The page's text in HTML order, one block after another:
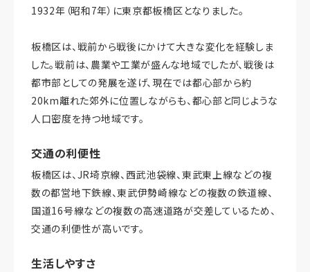
1932年（昭和7年）に東京都板橋区となりました。
板橋区は、戦前から戦後にかけて大きな変化を経験しま
した。戦前は、農業や工業が盛んな地域でしたが、戦後は
都市部としての発展を遂げ、現在では都心部から約
20km離れた郊外に位置しながらも、都心部と同じような
人口密度を持つ地域です。
交通の利便性
板橋区は、JR埼京線、西武池袋線、東武東上線などの複
数の都営地下鉄線、東武伊勢崎線などの複数の鉄道線、
国道16号線などの複数の高速道路が交差しているため、
交通の利便性が高いです。
生活しやすさ